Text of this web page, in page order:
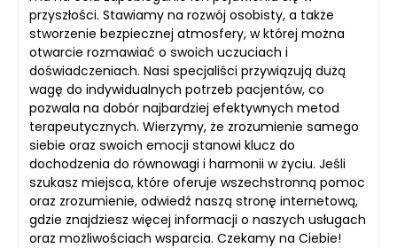
przyszłości. Stawiamy na rozwój osobisty, a także
stworzenie bezpiecznej atmosfery, w której można
otwarcie rozmawiać o swoich uczuciach i
doświadczeniach. Nasi specjaliści przywiązują dużą
wagę do indywidualnych potrzeb pacjentów, co
pozwala na dobór najbardziej efektywnych metod
terapeutycznych. Wierzymy, że zrozumienie samego
siebie oraz swoich emocji stanowi klucz do
dochodzenia do równowagi i harmonii w życiu. Jeśli
szukasz miejsca, które oferuje wszechstronną pomoc
oraz zrozumienie, odwiedź naszą stronę internetową,
gdzie znajdziesz więcej informacji o naszych usługach
oraz możliwościach wsparcia. Czekamy na Ciebie!